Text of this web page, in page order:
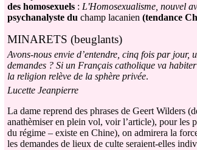
des homosexuels: L'Homosexualisme, nouvel
psychanalyste du champ lacanien (tendance
MINARETS (beuglants)
Avons-nous envie d’entendre, cinq fois par
demandes ? Si un Français catholique va
la religion relève de la sphère privée.
Lucette Jeanpierre
La dame reprend des phrases de Geert Wilders
anathèmiser en plein vol, voir l’article), pour les
du régime – existe en Chine), on admirera la
les demandes de lieux de culte seraient-elles